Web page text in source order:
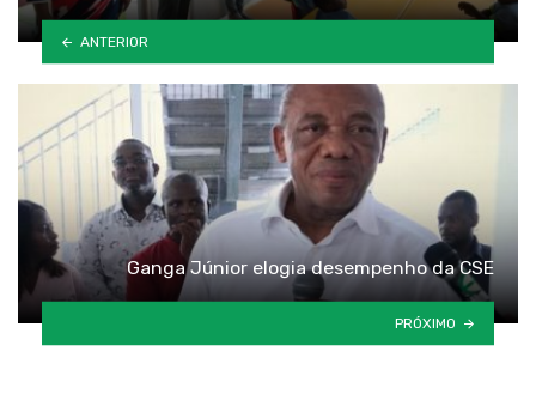
ANTERIOR
Ganga Júnior elogia desempenho da CSE
PRÓXIMO